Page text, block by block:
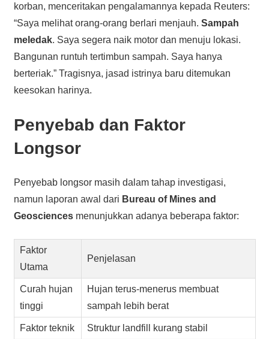
korban, menceritakan pengalamannya kepada Reuters:
“Saya melihat orang-orang berlari menjauh. Sampah
meledak. Saya segera naik motor dan menuju lokasi.
Bangunan runtuh tertimbun sampah. Saya hanya
berteriak.” Tragisnya, jasad istrinya baru ditemukan
keesokan harinya.
Penyebab dan Faktor
Longsor
Penyebab longsor masih dalam tahap investigasi,
namun laporan awal dari Bureau of Mines and
Geosciencesmenunjukkan adanya beberapa faktor:
Faktor
Utama
Penjelasan
Curah hujan
tinggi
Hujan terus-menerus membuat
sampah lebih berat
Faktor teknik Struktur landfill kurang stabil